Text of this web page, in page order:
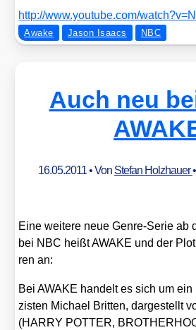
http://​www​.you​tube​.com/​
Awake Jason Isaacs NBC
Auch neu
16.05.2011• Von Stefan Holzhauer•
Eine wei­te­re neue Gen­re-Serie ab
bei NBC heißt AWAKE und der
ren an:
Bei AWAKE han­delt es sich um
zis­ten Micha­el Brit­ten, dar­ge­stellt
(HARRY POTTER,